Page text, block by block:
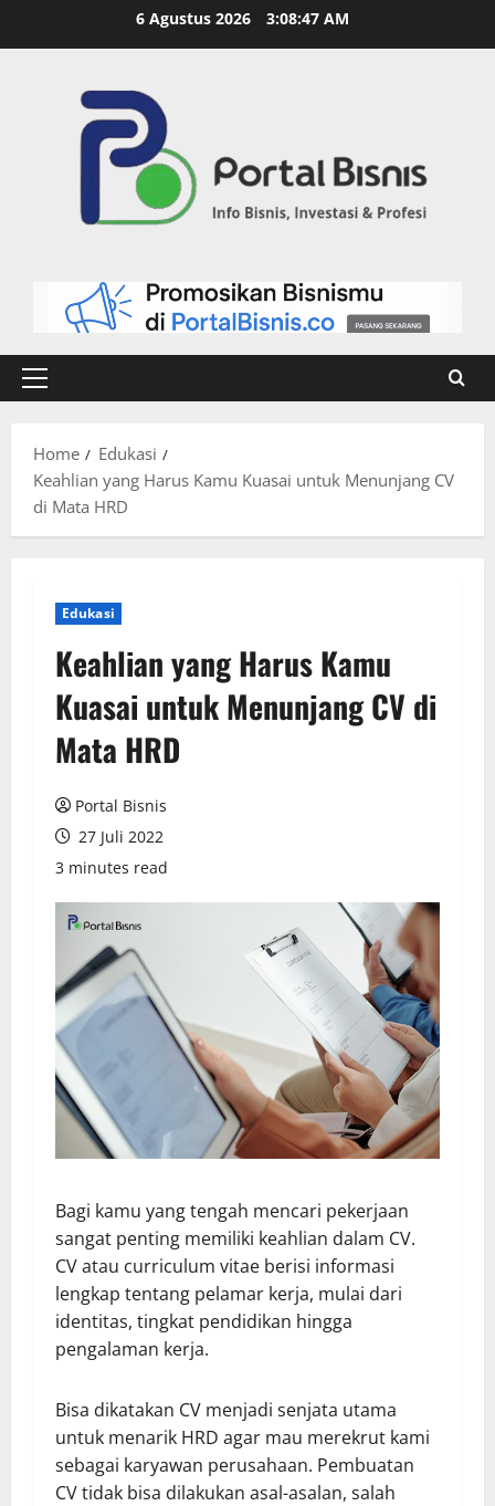
6 Agustus 2026 3:08:48 AM
Home
Edukasi
Keahlian yang Harus Kamu Kuasai untuk Menunjang CV
di Mata HRD
Edukasi
Keahlian yang Harus Kamu
Kuasai untuk Menunjang CV di
Mata HRD
Portal Bisnis
27 Juli 2022
3 minutes read
Bagi kamu yang tengah mencari pekerjaan
sangat penting memiliki keahlian dalam CV.
CV atau curriculum vitae berisi informasi
lengkap tentang pelamar kerja, mulai dari
identitas, tingkat pendidikan hingga
pengalaman kerja.
Bisa dikatakan CV menjadi senjata utama
untuk menarik HRD agar mau merekrut kami
sebagai karyawan perusahaan. Pembuatan
CV tidak bisa dilakukan asal-asalan, salah